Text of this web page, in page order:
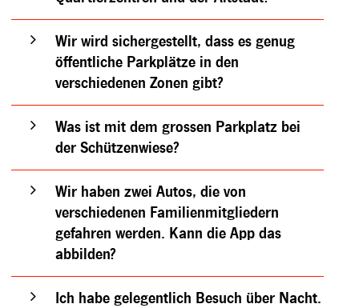
Wir wird sichergestellt, dass es genug
öffentliche Parkplätze in den
verschiedenen Zonen gibt?
Was ist mit dem grossen Parkplatz bei
der Schützenwiese?
Wir haben zwei Autos, die von
verschiedenen Familienmitgliedern
gefahren werden. Kann die App das
abbilden?
Ich habe gelegentlich Besuch über Nacht.